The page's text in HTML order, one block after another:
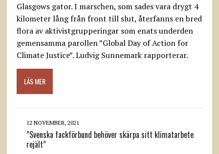
Glasgows gator. I marschen, som sades vara drygt 4
kilometer lång från front till slut, återfanns en bred
flora av aktivistgrupperingar som enats underden
gemensamma parollen ”Global Day of Action for
Climate Justice”. Ludvig Sunnemark rapporterar.
LÄS MER
12 NOVEMBER, 2021
”Svenska fackförbund behöver skärpa sitt klimatarbete
rejält”